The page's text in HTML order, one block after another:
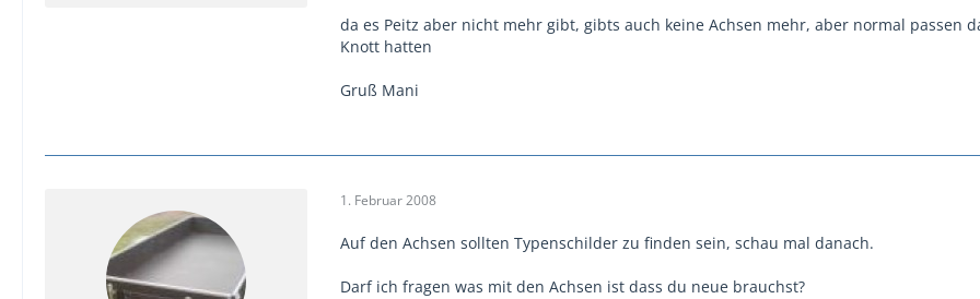
da es Peitz aber nicht mehr gibt, gibts auch keine Achsen mehr, aber normal passen
Knott hatten
Gruß Mani
1. Februar 2008
Auf den Achsen sollten Typenschilder zu finden sein, schau mal danach.
Darf ich fragen was mit den Achsen ist dass du neue brauchst?